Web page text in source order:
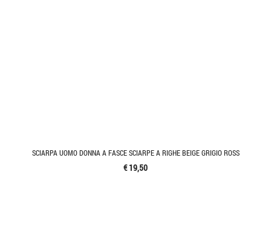
SCIARPA UOMO DONNA A FASCE SCIARPE A RIGHE BEIGE GRIGIO ROSS
€ 19,50